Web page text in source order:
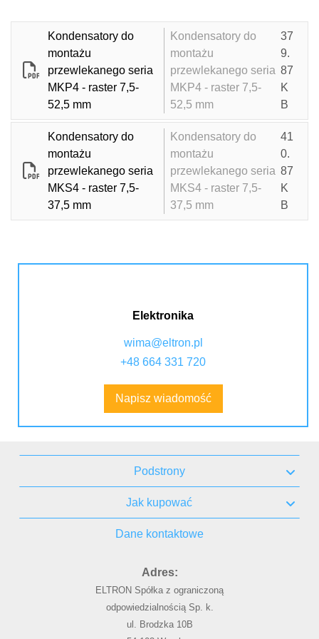
Kondensatory do
montażu
przewlekanego seria
MKP4 - raster 7,5-
52,5 mm
Kondensatory do
montażu
przewlekanego seria
MKP4 - raster 7,5-
52,5 mm
37
9.
87
K
B
Kondensatory do
montażu
przewlekanego seria
MKS4 - raster 7,5-
37,5 mm
Kondensatory do
montażu
przewlekanego seria
MKS4 - raster 7,5-
37,5 mm
41
0.
87
K
B
Elektronika
wima@eltron.pl
+48 664 331 720
Napisz wiadomość
Podstrony
Jak kupować
Dane kontaktowe
Adres:
ELTRON Spółka z ograniczoną
odpowiedzialnością Sp. k.
ul. Brodzka 10B